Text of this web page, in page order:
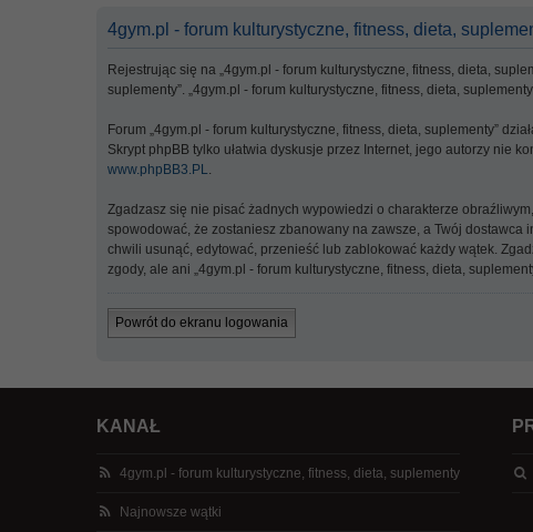
4gym.pl - forum kulturystyczne, fitness, dieta,
Rejestrując się na „4gym.pl - forum kulturystyczne, fitness, dieta,
suplementy”. „4gym.pl - forum kulturystyczne, fitness, dieta,
Forum „4gym.pl - forum kulturystyczne, fitness, dieta, suplementy”
Skrypt phpBB tylko ułatwia dyskusje przez Internet, jego autorzy nie
www.phpBB3.PL.
Zgadzasz się nie pisać żadnych wypowiedzi o charakterze
spowodować, że zostaniesz zbanowany na zawsze, a Twój dostawca
chwili usunąć, edytować, przenieść lub zablokować każdy wątek.
zgody, ale ani „4gym.pl - forum kulturystyczne, fitness, dieta,
Powrót do ekranu logowania
KANAŁ
4gym.pl - forum kulturystyczne, fitness, dieta, suplementy
Najnowsze wątki